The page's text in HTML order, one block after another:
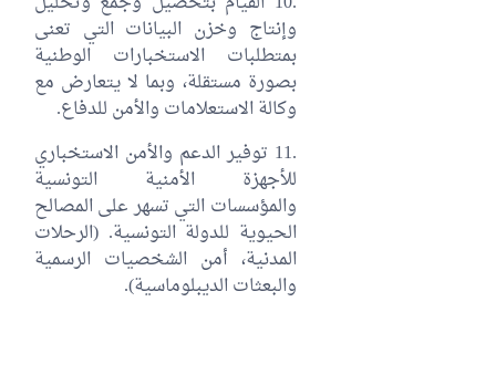
وإنتاج وخزن البيانات التي تعنى
بمتطلبات الاستخبارات الوطنية
بصورة مستقلة، وبما لا يتعارض مع
وكالة الاستعلامات والأمن للدفاع.
.11 توفير الدعم والأمن الاستخباري
للأجهزة الأمنية التونسية
والمؤسسات التي تسهر على المصالح
الحيوية للدولة التونسية. (الرحلات
المدنية، أمن الشخصيات الرسمية
والبعثات الديبلوماسية).